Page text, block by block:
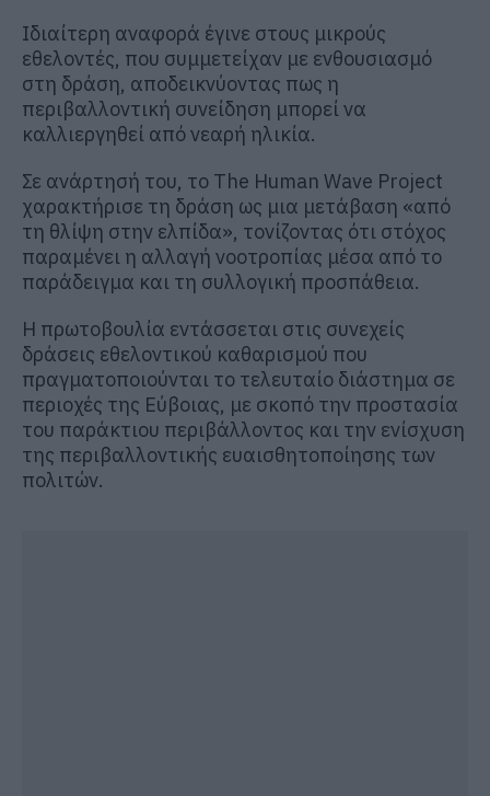
Ιδιαίτερη αναφορά έγινε στους μικρούς
εθελοντές, που συμμετείχαν με ενθουσιασμό
στη δράση, αποδεικνύοντας πως η
περιβαλλοντική συνείδηση μπορεί να
καλλιεργηθεί από νεαρή ηλικία.
Σε ανάρτησή του, το The Human Wave Project
χαρακτήρισε τη δράση ως μια μετάβαση «από
τη θλίψη στην ελπίδα», τονίζοντας ότι στόχος
παραμένει η αλλαγή νοοτροπίας μέσα από το
παράδειγμα και τη συλλογική προσπάθεια.
Η πρωτοβουλία εντάσσεται στις συνεχείς
δράσεις εθελοντικού καθαρισμού που
πραγματοποιούνται το τελευταίο διάστημα σε
περιοχές της Εύβοιας, με σκοπό την προστασία
του παράκτιου περιβάλλοντος και την ενίσχυση
της περιβαλλοντικής ευαισθητοποίησης των
πολιτών.